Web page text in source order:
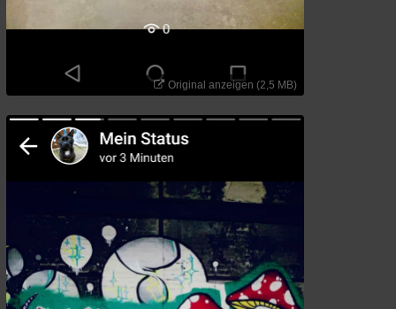
Original anzeigen (2,5 MB)